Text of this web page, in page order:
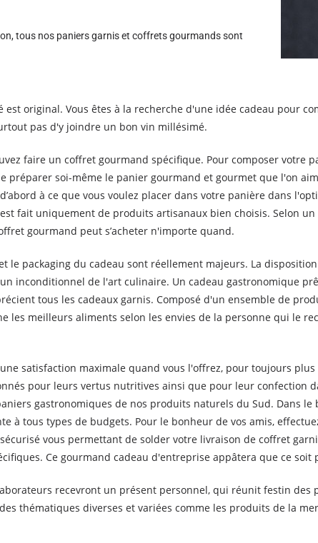
tous nos paniers garnis et coffrets gourmands sont
original. Vous êtes à la recherche d'une idée cadeau pour
pas d'y joindre un bon vin millésimé.
faire un coffret gourmand spécifique. Pour composer votre
préparer soi-même le panier gourmand et gourmet que l'on
à ce que vous voulez placer dans votre panière dans
fait uniquement de produits artisanaux bien choisis. Selon
gourmand peut s’acheter n'importe quand.
le packaging du cadeau sont réellement majeurs. La
inconditionnel de l'art culinaire. Un cadeau gastronomique
tous les cadeaux garnis. Composé d'un ensemble de
les meilleurs aliments selon les envies de la personne qui le
satisfaction maximale quand vous l'offrez, pour toujours
pour leurs vertus nutritives ainsi que pour leur confection
gastronomiques de nos produits naturels du Sud. Dans
à tous types de budgets. Pour le bonheur de vos amis,
vous permettant de solder votre livraison de coffret
Ce gourmand cadeau d'entreprise appâtera que ce
recevront un présent personnel, qui réunit festin
thématiques diverses et variées comme les produits de la